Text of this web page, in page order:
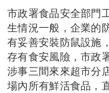
市政署食品安全部門
生情況一般，企業的
有妥善安裝防鼠設施
存有食安風險，市政
涉事三間來來超市分
場內所有鮮活食品，